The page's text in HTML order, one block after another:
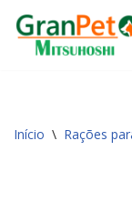
Pular
Início \ Rações